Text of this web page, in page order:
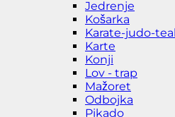
Jedrenje
Košarka
Karate-judo-
Karte
Konji
Lov - trap
Mažoret
Odbojka
Pikado